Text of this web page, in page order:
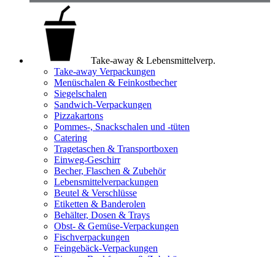
Take-away & Lebensmittelverp.
Take-away Verpackungen
Menüschalen & Feinkostbecher
Siegelschalen
Sandwich-Verpackungen
Pizzakartons
Pommes-, Snackschalen und -tüten
Catering
Tragetaschen & Transportboxen
Einweg-Geschirr
Becher, Flaschen & Zubehör
Lebensmittelverpackungen
Beutel & Verschlüsse
Etiketten & Banderolen
Behälter, Dosen & Trays
Obst- & Gemüse-Verpackungen
Fischverpackungen
Feingebäck-Verpackungen